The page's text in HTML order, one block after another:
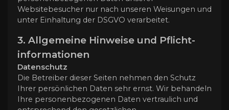
Websitebesucher nur nach unseren Weisungen und
unter Einhaltung der DSGVO verarbeitet.
3. Allgemeine Hinweise und Pflicht­
informationen
Datenschutz
Die Betreiber dieser Seiten nehmen den Schutz
Ihrer persönlichen Daten sehr ernst. Wir behandeln
Ihre personenbezogenen Daten vertraulich und